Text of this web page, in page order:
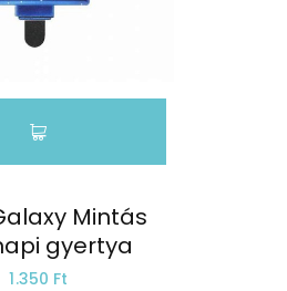
Mintás
gyertya
1.350 Ft